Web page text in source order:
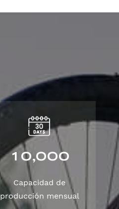
1 0,000
Capacidad de
producción mensual